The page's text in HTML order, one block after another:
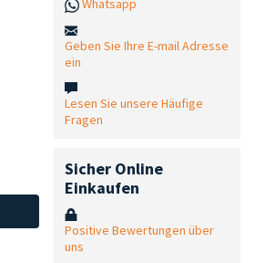
Whatsapp
Geben Sie Ihre E-mail Adresse
ein
Lesen Sie unsere Häufige
Fragen
Sicher Online
Einkaufen
Positive Bewertungen über
uns